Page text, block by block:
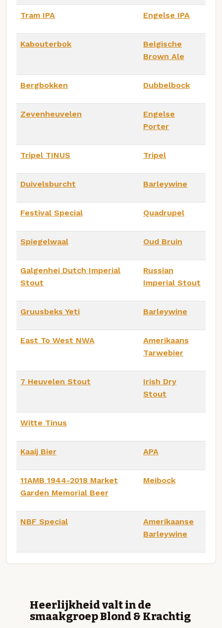
Tram IPA Engelse IPA
Kabouterbok
Belgische
Brown Ale
Bergbokken Dubbelbock
Zevenheuvelen
Engelse
Porter
Tripel TINUS Tripel
Duivelsburcht Barleywine
Festival Special Quadrupel
Spiegelwaal Oud Bruin
Galgenhei Dutch Imperial
Stout
Russian
Imperial Stout
Gruusbeks Yeti Barleywine
East To West NWA
Amerikaans
Tarwebier
7 Heuvelen Stout
Irish Dry
Stout
Witte Tinus
Kaaij Bier APA
11AMB 1944-2018 Market
Garden Memorial Beer
Meibock
NBF Special
Amerikaanse
Barleywine
Heerlijkheid valt in de
smaakgroep Blond & Krachtig